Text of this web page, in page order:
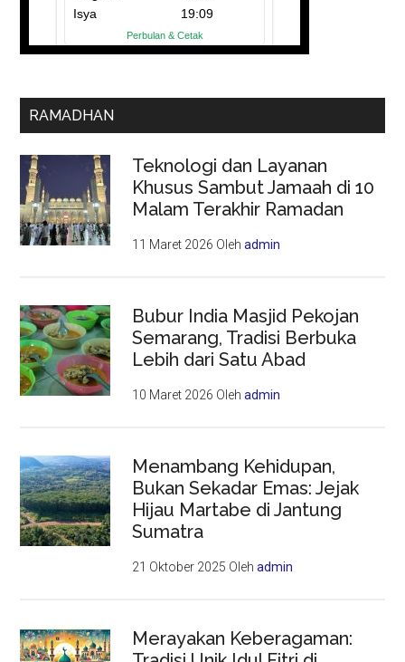
RAMADHAN
Teknologi dan Layanan
Khusus Sambut Jamaah di 10
Malam Terakhir Ramadan
11 Maret 2026 Olehadmin
Bubur India Masjid Pekojan
Semarang, Tradisi Berbuka
Lebih dari Satu Abad
10 Maret 2026 Olehadmin
Menambang Kehidupan,
Bukan Sekadar Emas: Jejak
Hijau Martabe di Jantung
Sumatra
21 Oktober 2025 Olehadmin
Merayakan Keberagaman: